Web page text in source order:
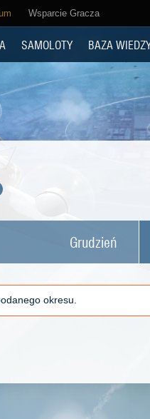
Wsparcie Gracza
SAMOLOTY BAZA
Grudzień
okresu.